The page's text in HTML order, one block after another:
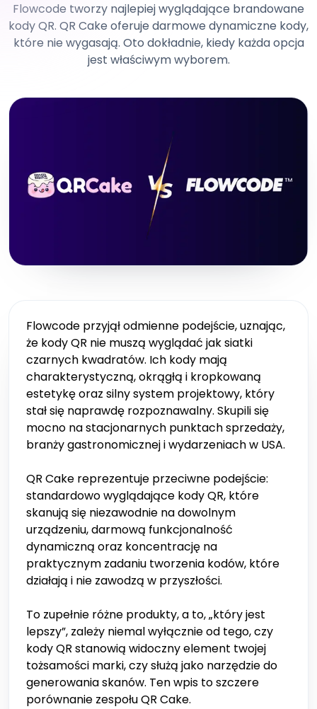
Flowcode tworzy najlepiej wyglądające brandowane
kody QR. QR Cake oferuje darmowe dynamiczne kody,
które nie wygasają. Oto dokładnie, kiedy każda opcja
jest właściwym wyborem.
Flowcode przyjął odmienne podejście, uznając,
że kody QR nie muszą wyglądać jak siatki
czarnych kwadratów. Ich kody mają
charakterystyczną, okrągłą i kropkowaną
estetykę oraz silny system projektowy, który
stał się naprawdę rozpoznawalny. Skupili się
mocno na stacjonarnych punktach sprzedaży,
branży gastronomicznej i wydarzeniach w USA.
QR Cake reprezentuje przeciwne podejście:
standardowo wyglądające kody QR, które
skanują się niezawodnie na dowolnym
urządzeniu, darmową funkcjonalność
dynamiczną oraz koncentrację na
praktycznym zadaniu tworzenia kodów, które
działają i nie zawodzą w przyszłości.
To zupełnie różne produkty, a to, „który jest
lepszy”, zależy niemal wyłącznie od tego, czy
kody QR stanowią widoczny element twojej
tożsamości marki, czy służą jako narzędzie do
generowania skanów. Ten wpis to szczere
porównanie zespołu QR Cake.